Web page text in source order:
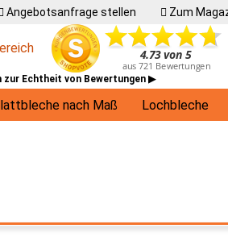
Angebotsanfrage stellen Zum
zur Echtheit von Bewertungen ▶
nach Maß Lochbleche